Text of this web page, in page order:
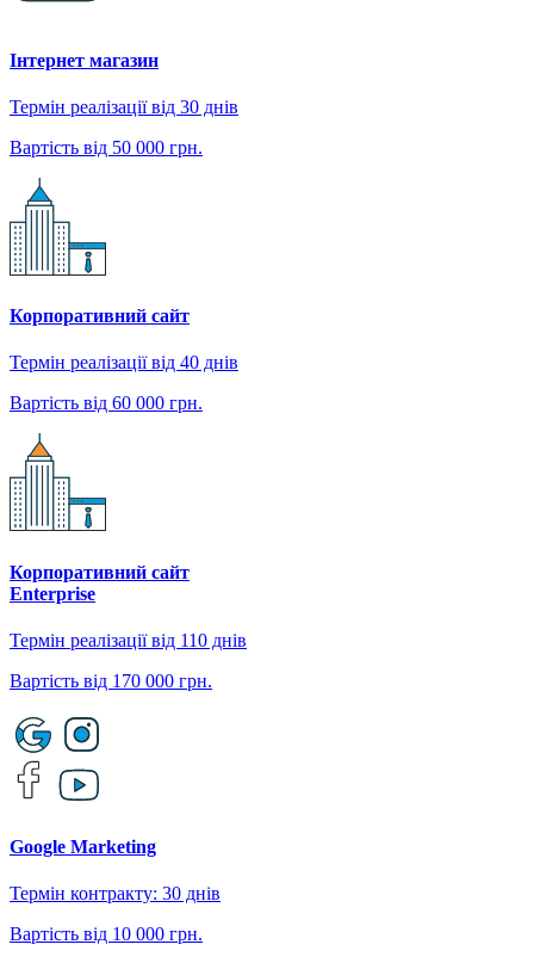
Інтернет магазин
Термін реалізації від 30 днів
Вартість від 50 000 грн.
Корпоративний сайт
Термін реалізації від 40 днів
Вартість від 60 000 грн.
Корпоративний сайт
Enterprise
Термін реалізації від 110 днів
Вартість від 170 000 грн.
Google Marketing
Термін контракту: 30 днів
Вартість від 10 000 грн.